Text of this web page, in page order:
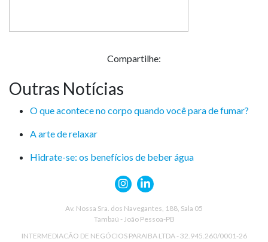
Compartilhe:
Outras Notícias
O que acontece no corpo quando você para de fumar?
A arte de relaxar
Hidrate-se: os benefícios de beber água
Av. Nossa Sra. dos Navegantes, 188, Sala 05
Tambaú - João Pessoa-PB
INTERMEDIACÃO DE NEGÓCIOS PARAIBA LTDA - 32.945.260/0001-26